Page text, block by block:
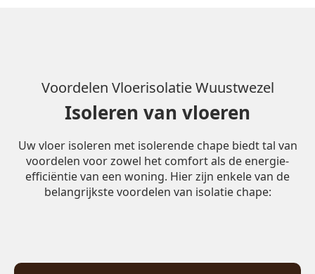
Voordelen Vloerisolatie Wuustwezel
Isoleren van vloeren
Uw vloer isoleren met isolerende chape biedt tal van
voordelen voor zowel het comfort als de energie-
efficiëntie van een woning. Hier zijn enkele van de
belangrijkste voordelen van isolatie chape: